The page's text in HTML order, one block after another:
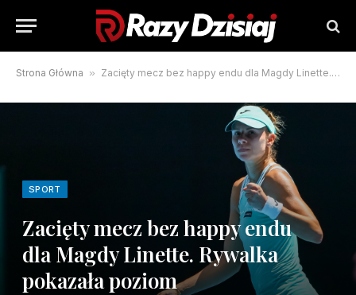
Strona Główna » Zacięty mecz bez happy endu dla Magdy Linette. Rywalka pokazała poziom
SPORT
Zacięty mecz bez happy endu
dla Magdy Linette. Rywalka
pokazała poziom